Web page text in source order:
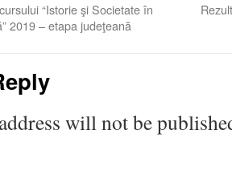
“Istorie şi Societate în
2019 – etapa judeţeană
will not be